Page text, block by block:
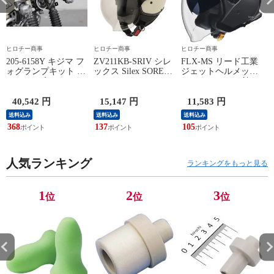
ヒロチー商事
205-6158Y キジマ フ
ォグランプキット イ
JA55/8BJ-JA65)
40,542 円
送料込み
368
ヒロチー商事
ZV211KB-SRIV シレ
ックス Silex SOREL-
アイボリー
15,147 円
送料込み
137
ヒロチー商事
FLX-MS リード工業
ジェットヘルメット
サイズ
11,583 円
送料込み
105
人気ランキング ランキングをもっと見る
1位 2位 3位